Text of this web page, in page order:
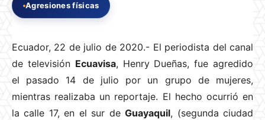
Agresiones físicas
Ecuador, 22 de julio de 2020.- El periodista del canal
de televisión Ecuavisa, Henry Dueñas, fue agredido
el pasado 14 de julio por un grupo de mujeres,
mientras realizaba un reportaje. El hecho ocurrió en
la calle 17, en el sur deGuayaquil, (segunda ciudad